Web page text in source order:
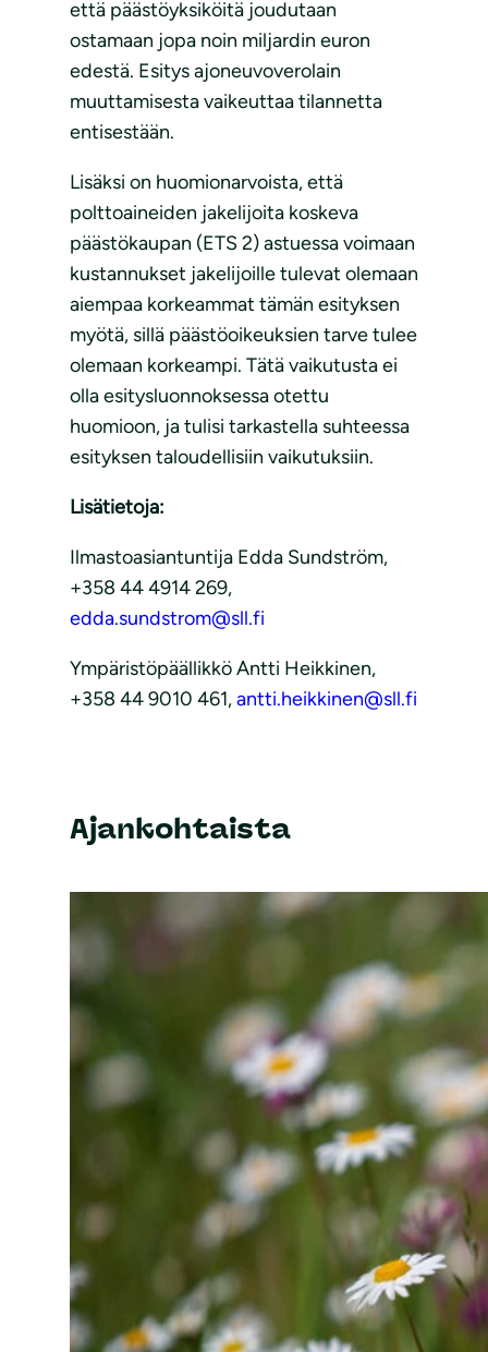
että päästöyksiköitä joudutaan
ostamaan jopa noin miljardin euron
edestä. Esitys ajoneuvoverolain
muuttamisesta vaikeuttaa tilannetta
entisestään.
Lisäksi on huomionarvoista, että
polttoaineiden jakelijoita koskeva
päästökaupan (ETS 2) astuessa voimaan
kustannukset jakelijoille tulevat olemaan
aiempaa korkeammat tämän esityksen
myötä, sillä päästöoikeuksien tarve tulee
olemaan korkeampi. Tätä vaikutusta ei
olla esitysluonnoksessa otettu
huomioon, ja tulisi tarkastella suhteessa
esityksen taloudellisiin vaikutuksiin.
Lisätietoja:
Ilmastoasiantuntija Edda Sundström,
+358 44 4914 269,
edda.sundstrom@sll.fi
Ympäristöpäällikkö Antti Heikkinen,
+358 44 9010 461,antti.heikkinen@sll.fi
Ajankohtaista